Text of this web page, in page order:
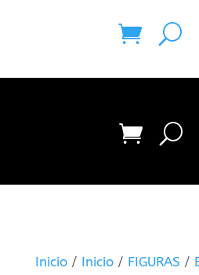
Inicio/ Inicio/ FIGURAS /